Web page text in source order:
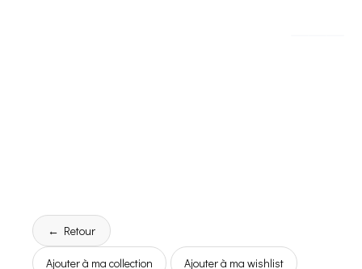
← Retour
Ajouter à ma collection Ajouter à ma wishlist